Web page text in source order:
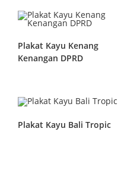
Plakat Kayu Kenang
Kenangan DPRD
Plakat Kayu Bali Tropic